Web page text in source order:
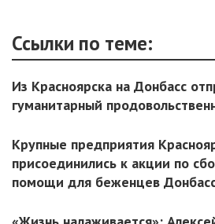
Ссылки по теме:
Из Красноярска на Донбасс
гуманитарный
Крупные предприятия
присоединились к акции по
помощи для беженцев